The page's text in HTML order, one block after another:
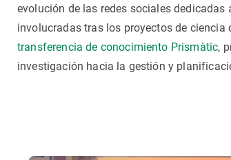
evolución de las redes sociales
involucradas tras los proyectos de
transferencia de conocimiento Prismàtic,
investigación hacia la gestión y
Actualidad
Noticias
Biodiversidad
Cambio global